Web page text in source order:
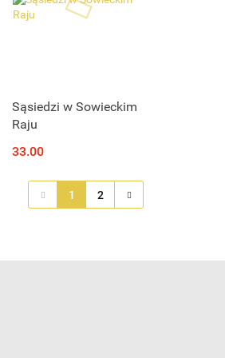
Produkt niedostępny
Sąsiedzi w Sowieckim
Raju
33.00
1 2